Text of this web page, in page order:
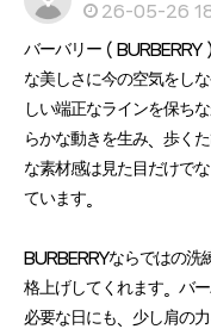
26-05-26
バーバリー（BURBERRY
な美しさに今の空気をし
しい端正なラインを保ち
らかな動きを生み、歩く
な素材感は見た目だけで
ています。
BURBERRYならではの洗
格上げしてくれます。バ
必要な日にも、少し肩の